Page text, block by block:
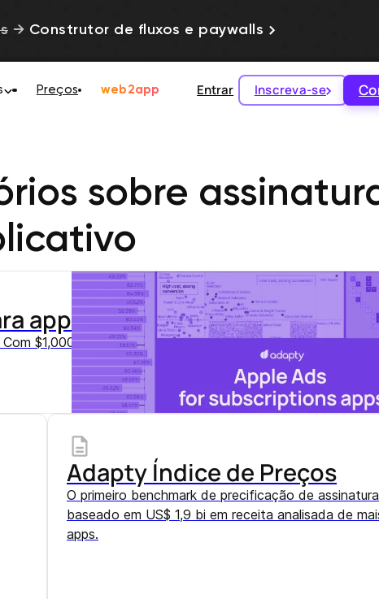
→ Construtor de fluxos e paywalls
Preços web2app Entrar Inscreva-se
sobre
apps de assinatura
$1,000 você consegue 65 assinantes pagantes no Brasil
Adapty Índice de Preços
O primeiro benchmark de precificação de
baseado em US$ 1,9 bi em receita analisada de
apps.